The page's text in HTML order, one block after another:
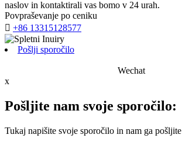
naslov in kontaktirali vas bomo v 24 urah.
Povpraševanje po ceniku
 +86 13315128577
Pošlji sporočilo
Wechat
x
Pošljite nam svoje sporočilo:
Tukaj napišite svoje sporočilo in nam ga pošljite